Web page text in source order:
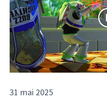
31 mai 2025